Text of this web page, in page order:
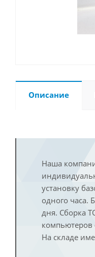
Описание
Наша
установку
одного часа.
дня. Сборка
компьютеров
На складе